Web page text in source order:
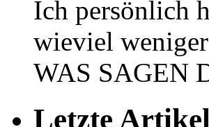
Ich persönlich
wieviel weniger
WAS SAGEN
Letzte Artikel